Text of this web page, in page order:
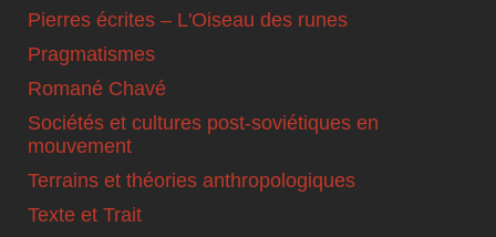
Pierres écrites – L'Oiseau des runes
Pragmatismes
Romané Chavé
Sociétés et cultures post-soviétiques en
mouvement
Terrains et théories anthropologiques
Texte et Trait